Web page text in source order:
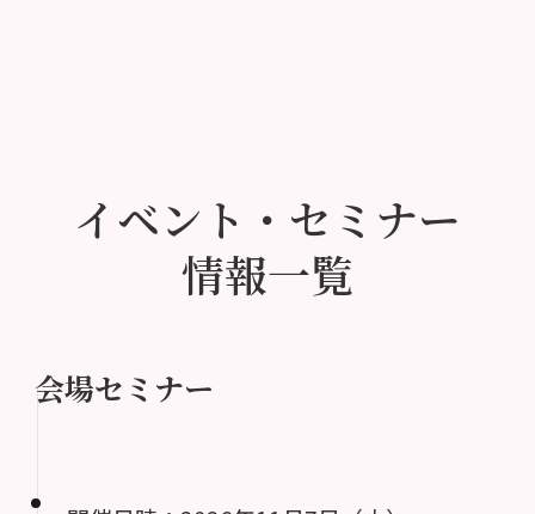
イベント・セミナー
情報一覧
会場セミナー